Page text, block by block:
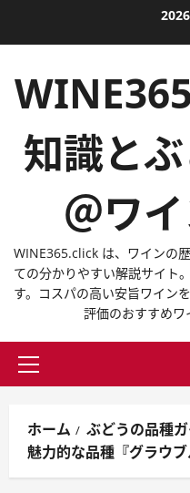
知識と
＠ワ
WINE365.click は、ワインの
ての分かりやすい解説サイト
す。コスパの高い安旨ワイン
評価のおすすめワ
メ
メ
ニ
ュ
ホーム
ぶどうの品種
魅力的な品種『グラウブ